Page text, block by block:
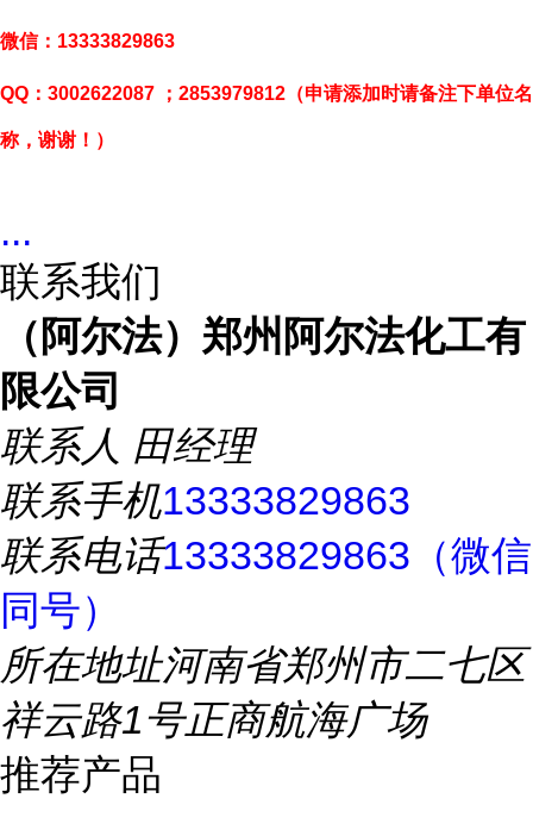
微信： 13333829863
QQ ： 3002622087 ； 2853979812 （申请添加时请备注下单位名
称，谢谢！）
...
联系我们
（阿尔法）郑州阿尔法化工有
限公司
联系人 田经理
联系手机13333829863
联系电话13333829863（微信
同号）
所在地址河南省郑州市二七区
祥云路1号正商航海广场
推荐产品